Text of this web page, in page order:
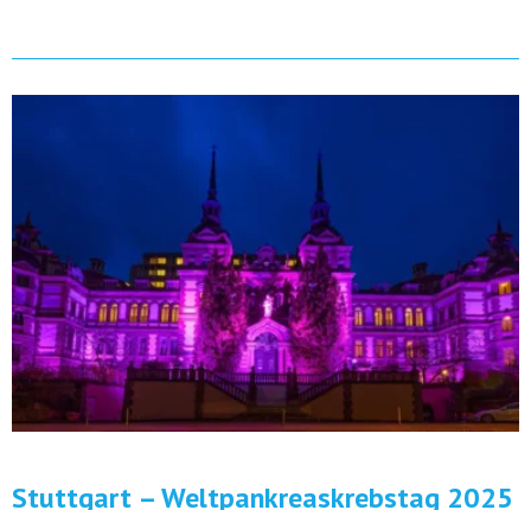
Stuttgart – Weltpankreaskrebstag 2025